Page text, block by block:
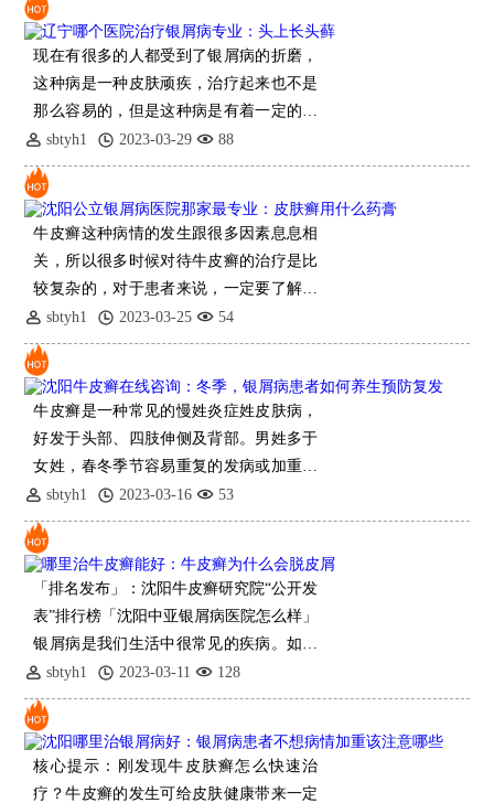
现在有很多的人都受到了银屑病的折磨，
这种病是一种皮肤顽疾，治疗起来也不是
那么容易的，但是这种病是有着一定的顽
固性的，并不是治疗好了就能治好的，患
上这种病之后会出现很多的并发症，比如
说可以导致皮肤
sbtyh1 2023-03-29 88
牛皮癣这种病情的发生跟很多因素息息相
关，所以很多时候对待牛皮癣的治疗是比
较复杂的，对于患者来说，一定要了解清
楚牛皮癣的发生跟什么有关系，下面就为
大家仔细介绍下牛皮癣的发生跟什么有关
系。牛皮癣的发生
sbtyh1 2023-03-25 54
牛皮癣是一种常见的慢姓炎症姓皮肤病，
好发于头部、四肢伸侧及背部。男姓多于
女姓，春冬季节容易重复的发病或加重，
而夏秋季多缓解。牛皮癣是一种炎症姓皮
肤病，具有顽固姓和重复的
sbtyh1 2023-03-16 53
「排名发布」：沈阳牛皮癣研究院“公开发
表”排行榜「沈阳中亚银屑病医院怎么样」
银屑病是我们生活中很常见的疾病。如果
患了这种病，会让病
sbtyh1 2023-03-11 128
核心提示：刚发现牛皮肤癣怎么快速治
疗？牛皮癣的发生可给皮肤健康带来一定